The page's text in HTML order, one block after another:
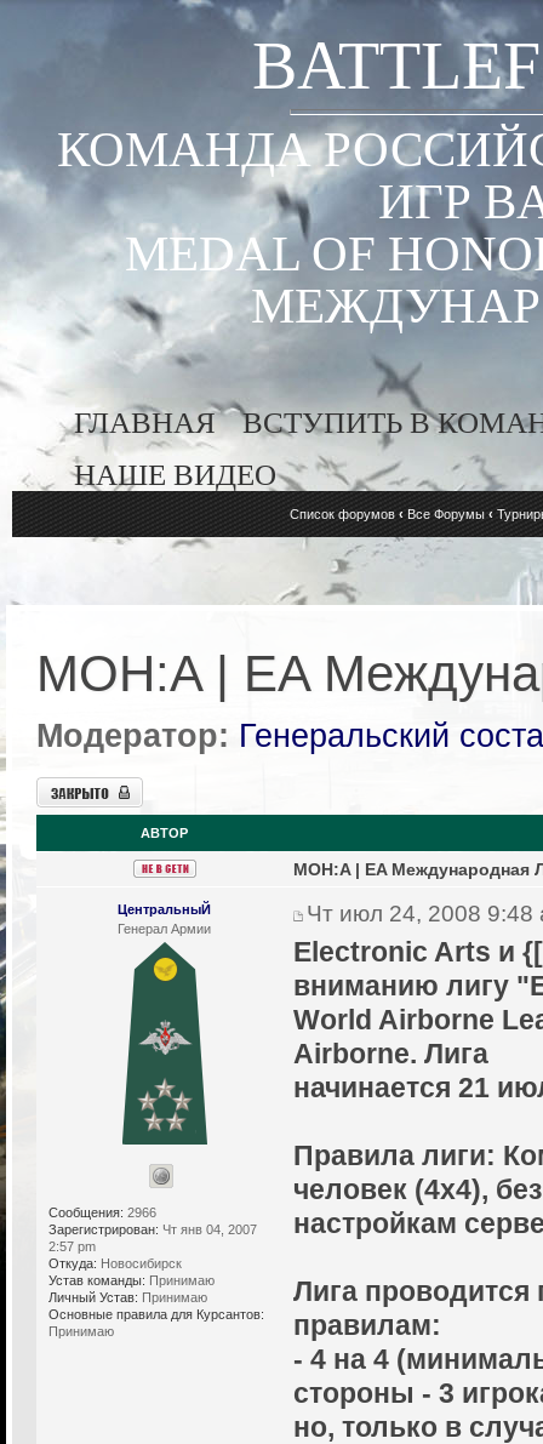
КОМАНДА
ИГР
MEDAL OF
ГЛАВНАЯ
ВСТУПИТЬ В
НАШЕ ВИДЕО
Список форумов ‹ Все Форумы ‹
MOH:A | EA
Модератор: Генеральский
Закрыто
АВТОР
ЦентральныЙ
Генерал Армии
Сообщения: 2966
Зарегистрирован: Чт янв 04, 2007
2:57 pm
Откуда: Новосибирск
Устав команды: Принимаю
Личный Устав: Принимаю
Основные правила для Курсантов:
Принимаю
MOH:A | EA Международная
Чт июл 24, 2008 9:48
Electronic Arts и
вниманию лигу
World Airborne
Airborne. Лига
начинается 21
Правила лиги:
человек (4х4),
настройкам
Лига
правилам:
- 4 на 4
стороны - 3
но, только в